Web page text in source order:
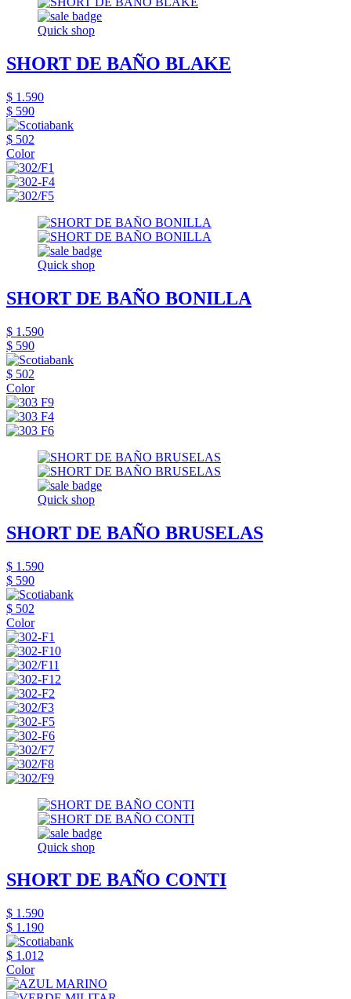
Quick shop
SHORT DE BAÑO BLAKE
$ 1.590
$ 590
$ 502
Color
Quick shop
SHORT DE BAÑO BONILLA
$ 1.590
$ 590
$ 502
Color
Quick shop
SHORT DE BAÑO BRUSELAS
$ 1.590
$ 590
$ 502
Color
Quick shop
SHORT DE BAÑO CONTI
$ 1.590
$ 1.190
$ 1.012
Color